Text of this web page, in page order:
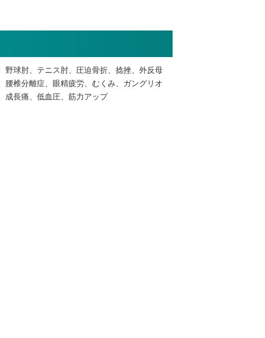
野球肘、テニス肘、圧迫骨折、捻挫、外反母
腰椎分離症、眼精疲労、むくみ、ガングリオ
成長痛、低血圧、筋力アップ